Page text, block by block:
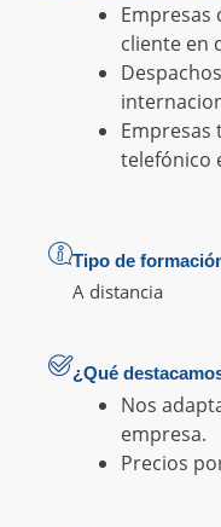
Empresas
cliente en
Empresas
telefónico
Tipo de
A distancia
¿Qué
Nos
empresa.
Precios